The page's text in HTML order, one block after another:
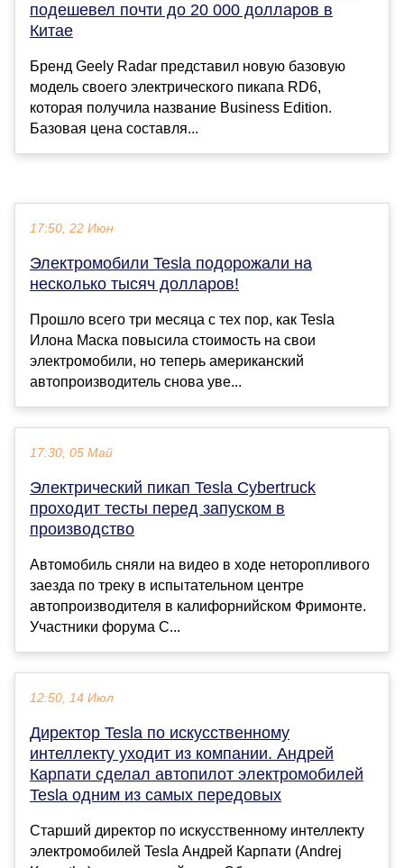
подешевел почти до 20 000 долларов в
Китае
Бренд Geely Radar представил новую базовую
модель своего электрического пикапа RD6,
которая получила название Business Edition.
Базовая цена составля...
17:50, 22 Июн
Электромобили Tesla подорожали на
несколько тысяч долларов!
Прошло всего три месяца с тех пор, как Tesla
Илона Маска повысила стоимость на свои
электромобили, но теперь американский
автопроизводитель снова уве...
17:30, 05 Май
Электрический пикап Tesla Cybertruck
проходит тесты перед запуском в
производство
Автомобиль сняли на видео в ходе неторопливого
заезда по треку в испытательном центре
автопроизводителя в калифорнийском Фримонте.
Участники форума C...
12:50, 14 Июл
Директор Tesla по искусственному
интеллекту уходит из компании. Андрей
Карпати сделал автопилот электромобилей
Tesla одним из самых передовых
Старший директор по искусственному интеллекту
электромобилей Tesla Андрей Карпати (Andrej